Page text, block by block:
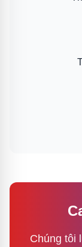
Chúng tôi